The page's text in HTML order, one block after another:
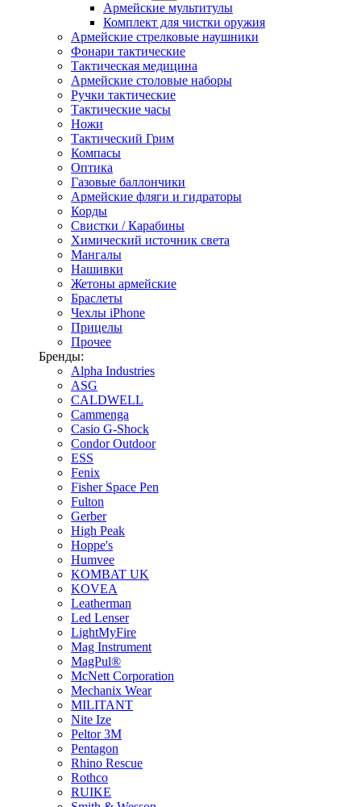
Армейские мультитулы
Комплект для чистки оружия
Армейские стрелковые наушники
Фонари тактические
Тактическая медицина
Армейские столовые наборы
Ручки тактические
Тактические часы
Ножи
Тактический Грим
Компасы
Оптика
Газовые баллончики
Армейские фляги и гидраторы
Корды
Свистки / Карабины
Химический источник света
Мангалы
Нашивки
Жетоны армейские
Браслеты
Чехлы iPhone
Прицелы
Прочее
Бренды:
Alpha Industries
ASG
CALDWELL
Cammenga
Casio G-Shock
Condor Outdoor
ESS
Fenix
Fisher Space Pen
Fulton
Gerber
High Peak
Hoppe's
Humvee
KOMBAT UK
KOVEA
Leatherman
Led Lenser
LightMyFire
Mag Instrument
MagPul®
McNett Corporation
Mechanix Wear
MILITANT
Nite Ize
Peltor 3M
Pentagon
Rhino Rescue
Rothco
RUIKE